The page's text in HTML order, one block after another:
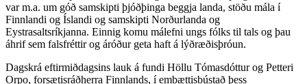
var m.a. um góð samskipti þjóðþinga beggja landa, stöðu mála í
Finnlandi og Íslandi og samskipti Norðurlanda og
Eystrasaltsríkjanna. Einnig komu málefni ungs fólks til tals og þau
áhrif sem falsfréttir og áróður geta haft á lýðræðisþróun.​​​​‌ ‍ ​‍​‍‌‍ ‌ ​‍‌‍‍‌‌‍‌ ‌‍‍‌‌‍ ‍​‍​‍​ ‍‍​‍​‍‌ ​ ‌‍​‌‌‍ ‍‌‍‍‌‌ ‌​‌ ‍‌​‍ ‍‌‍‍‌‌‍ ​‍​‍​‍ ​​‍​‍‌‍‍​‌ ​‍‌‍‌‌‌‍‌‍​‍​‍​ ‍‍​‍​‍‌‍‍​‌ ‌​‌ ‌​‌ ​​‌ ​ ​‍ ​‍ ‌‍‌‍‌‍ ‌ ​‍‌ ​ ‌‍‌‌‌ ‌​‌‍‍‌​‍ ‌‌‍‍‌‌ ​ ‌‍ ​‌‍​‌‌‍ ‍‌‍‌​‌ ​ ​‍ ‍‌ ‌‍‌‍‌‌‌ ​‍‌‍​ ‌‍‌‌‌‍ ​​‍ ‍‌‍​‌‌ ​​‌ ​​​‍ ‌ ​ ‌ ‌​‌ ‌‌‌‍‌​‌‍‍‌‌‍ ​‍ ‌‍‍‌‌‍ ‍‌ ‌​‌‍‌‌‌‍ ‍‌ ‌​​‍ ‌‍‌‌‌‍‌​‌‍‍‌‌ ‌​​‍ ‌‍ ‌‌‍ ‌‍‌​‌‍‌‌​ ‌‌ ​​‌ ​‍‌‍‌‌‌ ​ ‌‍‌‌‌‍ ‍‌ ‌​‌‍​‌‌ ‌​‌‍‍‌‌‍ ‌‍ ‍​ ‍ ‌‍‍‌‌‍‌​​ ‌‌ ​ ‌​‍‌‌​‌​‌‍‍​‌​​‌‌‍‌​‌‍​ ​ ‌‌‌‌‌​‌​​ ‌‌‍​‌‌​ ‌‌‌‌‌​‍‌​ ‌​‌​ ‌​ ​ ‌‌​ ‌‌‌​‌​​ ‌​ ‌​ ‌ ​ ‍ ‌ ‌​‌ ‍‌‌ ​​‌‍‌‌​ ‌‌‍ ‍‌‍‌‌‌ ‌ ‌ ​ ​ ‍ ‌ ​​‌‍​‌‌ ‌​‌‍‍​​ ‌‌ ​​‌‍​‌‌‍‌ ‌‍‌‌‌​​‍‌ ‌‌‌‍‍‌‌‍ ​‌‍‌​‌‍‌‌‌ ​‍​‍‌‌​ ‌‌‌​​‍‌‌ ‌‍‍ ‌‍‌‌‌ ‍‌​‍‌‌​ ​ ‌​‌​​‍‌‌​ ​ ‌​‌​​‍‌‌​ ​‍​ ​‍‌ ​‍‌‍‍‌‌‍​ ‌‍‍​‌ ‌​‌‍‌‌‌ ‍​‌ ‌​​‍ ‌‌ ‌‍​ ‌​‌ ​‍‌ ‍‌​ ‌​‌‍​‍‌‍‌​​ ​​‌‍ ​‍‌‌​ ​‍​ ​‍​‍‌‌​ ‌‌‌​‌​​‍ ‍‌‍​ ‌‍ ‌‍ ‍‌ ‌​‌‍‌‌‌‍ ‍‌ ‌​​‍‌‌​ ‌‌‌​​‍‌‌ ‌‍‍ ‌‍‌‌‌ ‍‌​‍‌‌​ ​ ‌​‌​​‍‌‌​ ​ ‌​‌​​‍‌‌​ ​‍​ ​‍​ ​‌​ ​ ​ ‌ ‌‍​‍​ ​​‌‍‌‍​ ​‍‌‍​‍‌‍​ ‌‍​‍​ ​‍​ ‌‌​‍‌‌​ ​‍​ ​‍​‍‌‌​ ‌‌‌​‌​​‍ ‍‌‍​ ‌‍‍​‌‍‍‌‌‍ ​‌‍‌​‌ ​‍‌‍‌‌‌‍ ‍​‍‌‌​ ‌‌‌​​‍‌‌ ‌‍‍ ‌‍‌‌‌ ‍‌​‍‌‌​ ​ ‌​‌​​‍‌‌​ ​ ‌​‌​​‍‌‌​ ​‍​ ​‍‌‍‌​​ ​‍‌‍​‌​ ​‍​ ‌ ​ ‌‍​ ​​‌‍‌​​ ​‍‌‍​‌‌‍​ ​ ‌‍​‍‌‌​ ​‍​ ​‍​‍‌‌​ ‌‌‌​‌​​‍ ‍‌ ‌​‌‍‌‌‌ ‍​‌ ‌​​ ‌‍​‍‌‍​‌‌ ​ ‌‍‌‌‌‌‌‌‌ ​‍‌‍ ​​ ‌‌‍‍​‌ ‌​‌ ‌​‌ ​​‌ ​ ​‍‌‌​ ​‍‌​‌‍​‍‌‌​ ​‍‌​‌‍‌‍‌‍‌‍ ‌ ​‍‌ ​ ‌‍‌‌‌ ‌​‌‍‍‌​‍ ‌‌‍‍‌‌ ​ ‌‍ ​‌‍​‌‌‍ ‍‌‍‌​‌ ​ ​‍ ‍‌ ‌‍‌‍‌‌‌ ​‍‌‍​ ‌‍‌‌‌‍ ​​‍ ‍‌‍​‌‌ ​​‌ ​​​‍‌‌​ ​‍‌​‌‍‌ ​ ‌ ‌​‌ ‌‌‌‍‌​‌‍‍‌‌‍ ​‍‌‍‌‍‍‌‌‍‌​​ ‌‌ ​ ‌​‍‌‌​‌​‌‍‍​‌​​‌‌‍‌​‌‍​ ​ ‌‌‌‌‌​‌​​ ‌‌‍​‌‌​ ‌‌‌‌‌​‍‌​ ‌​‌​ ‌​ ​ ‌‌​ ‌‌‌​‌​​ ‌​ ‌​ ‌ ​‍‌‍‌ ‌​‌ ‍‌‌ ​​‌‍‌‌​ ‌‌‍ ‍‌‍‌‌‌ ‌ ‌ ​ ​‍‌‍‌ ​​‌‍​‌‌ ‌​‌‍‍​​ ‌‌ ​​‌‍​‌‌‍‌ ‌‍‌‌‌​​‍‌ ‌‌‌‍‍‌‌‍ ​‌‍‌​‌‍‌‌‌ ​‍​‍‌‌​ ‌‌‌​​‍‌‌ ‌‍‍ ‌‍‌‌‌ ‍‌​‍‌‌​ ​ ‌​‌​​‍‌‌​ ​ ‌​‌​​‍‌‌​ ​‍​ ​‍‌ ​‍‌‍‍‌‌‍​ ‌‍‍​‌ ‌​‌‍‌‌‌ ‍​‌ ‌​​‍ ‌‌ ‌‍​ ‌​‌ ​‍‌ ‍‌​ ‌​‌‍​‍‌‍‌​​ ​​‌‍ ​‍‌‌​ ​‍​ ​‍​‍‌‌​ ‌‌‌​‌​​‍ ‍‌‍​ ‌‍ ‌‍ ‍‌ ‌​‌‍‌‌‌‍ ‍‌ ‌​​‍‌‌​ ‌‌‌​​‍‌‌ ‌‍‍ ‌‍‌‌‌ ‍‌​‍‌‌​ ​ ‌​‌​​‍‌‌​ ​ ‌​‌​​‍‌‌​ ​‍​ ​‍​ ​‌​ ​ ​ ‌ ‌‍​‍​ ​​‌‍‌‍​ ​‍‌‍​‍‌‍​ ‌‍​‍​ ​‍​ ‌‌​‍‌‌​ ​‍​ ​‍​‍‌‌​ ‌‌‌​‌​​‍ ‍‌‍​ ‌‍‍​‌‍‍‌‌‍ ​‌‍‌​‌ ​‍‌‍‌‌‌‍ ‍​‍‌‌​ ‌‌‌​​‍‌‌ ‌‍‍ ‌‍‌‌‌ ‍‌​‍‌‌​ ​ ‌​‌​​‍‌‌​ ​ ‌​‌​​‍‌‌​ ​‍​ ​‍‌‍‌​​ ​‍‌‍​‌​ ​‍​ ‌ ​ ‌‍​ ​​‌‍‌​​ ​‍‌‍​‌‌‍​ ​ ‌‍​‍‌‌​ ​‍​ ​‍​‍‌‌​ ‌‌‌​‌​​‍ ‍‌ ‌​‌‍‌‌‌ ‍​‌ ‌​​‍‌‍‌ ​​‌‍‌‌‌ ​‍‌ ​ ‌ ​​‌‍‌‌‌‍​ ‌ ‌​‌‍‍‌‌ ‌‍‌‍‌‌​ ‌‌ ​​‌ ‌‌‌‍​‍‌‍ ​‌‍‍‌‌ ​ ‌‍‍​‌‍‌‌‌‍‌​​‍​‍‌ ‌
Dagskrá eftirmiðdagsins lauk á fundi Höllu Tómasdóttur og Petteri
Orpo, forsætisráðherra Finnlands, í embættisbústað þess